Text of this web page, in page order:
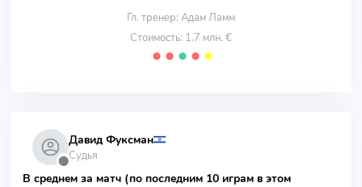
Гл. тренер: Адам Ламм
Стоимость: 1.7 млн. €
⬤ ⬤ ⬤ ⬤ ⬤
⬤
Давид Фуксман
Судья
В среднем за матч (по последним 10 играм в этом